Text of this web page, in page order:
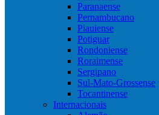
Paranaense
Pernambucano
Piauiense
Potiguar
Rondoniense
Roraimense
Sergipano
Sul-Mato-Grossense
Tocantinense
Internacionais